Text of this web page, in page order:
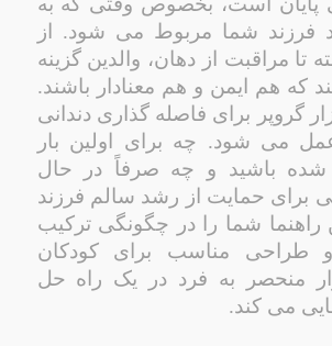
شما مربوط می شود. از
تا مراقبت از دهان، والدین گزینه
که هم ایمن و هم معنادار باشند.
گروپر برای فاصله گذاری دندانی
می شود. چه برای اولین بار
باشید و چه صرفاً در حال
برای حمایت از رشد سالم فرزند
راهنما شما را در چگونگی ترکیب
طراحی مناسب برای کودکان
منحصر به فرد در یک راه حل
می کند.